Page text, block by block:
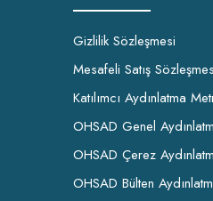
Gizlilik Sözleşmesi
Mesafeli Satış
Katılımcı Aydınlatma
OHSAD Genel
OHSAD Çerez
OHSAD Bülten